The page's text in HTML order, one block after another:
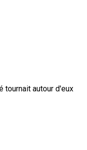
tournait autour d'eux